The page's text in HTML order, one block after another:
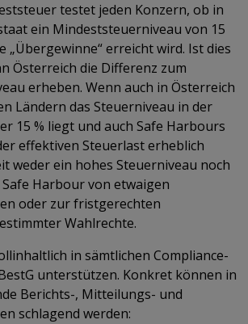
testet jeden Konzern, ob in
ein Mindeststeuerniveau von 15
„Übergewinne“ erreicht wird. Ist dies
Österreich die Differenz zum
erheben. Wenn auch in Österreich
Ländern das Steuerniveau in der
15 % liegt und auch Safe Harbours
effektiven Steuerlast erheblich
weder ein hohes Steuerniveau noch
Harbour von etwaigen
oder zur fristgerechten
Wahlrechte.
in sämtlichen Compliance-
unterstützen. Konkret können in
Berichts-, Mitteilungs- und
schlagend werden: